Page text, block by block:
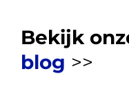
Bekijk
blog >>